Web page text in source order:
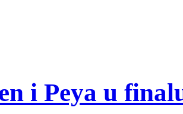
i Peya u